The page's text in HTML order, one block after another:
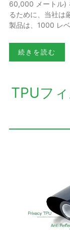
60,000 メートル)
るために、当社は
製品は、1000 レ
続きを読む
TPUフ